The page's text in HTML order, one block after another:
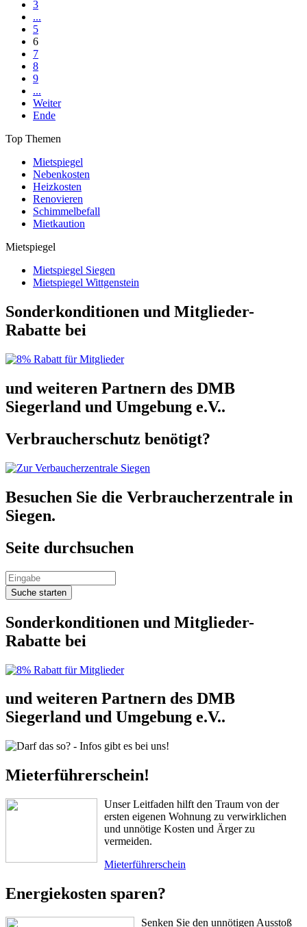
3
...
5
6
7
8
9
...
Weiter
Ende
Top Themen
Mietspiegel
Nebenkosten
Heizkosten
Renovieren
Schimmelbefall
Mietkaution
Mietspiegel
Mietspiegel Siegen
Mietspiegel Wittgenstein
Sonderkonditionen und Mitglieder-
Rabatte bei
und weiteren Partnern des DMB
Siegerland und Umgebung e.V..
Verbraucherschutz benötigt?
Besuchen Sie die Verbraucherzentrale in
Siegen.
Seite durchsuchen
Suche starten
Sonderkonditionen und Mitglieder-
Rabatte bei
und weiteren Partnern des DMB
Siegerland und Umgebung e.V..
Mieterführerschein!
Unser Leitfaden hilft den Traum von der
ersten eigenen Wohnung zu verwirklichen
und unnötige Kosten und Ärger zu
vermeiden.
Mieterführerschein
Energiekosten sparen?
Senken Sie den unnötigen Ausstoß